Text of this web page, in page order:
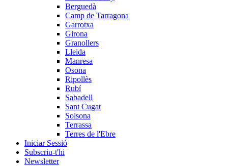
Berguedà
Camp de Tarragona
Garrotxa
Girona
Granollers
Lleida
Manresa
Osona
Ripollès
Rubí
Sabadell
Sant Cugat
Solsona
Terrassa
Terres de l'Ebre
Iniciar Sessió
Subscriu-t'hi
Newsletter